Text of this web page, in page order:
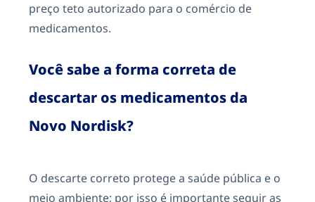
preço teto autorizado para o comércio de
medicamentos.
Você sabe a forma correta de
descartar os medicamentos da
Novo Nordisk?
O descarte correto protege a saúde pública e o
meio ambiente; por isso é importante seguir as